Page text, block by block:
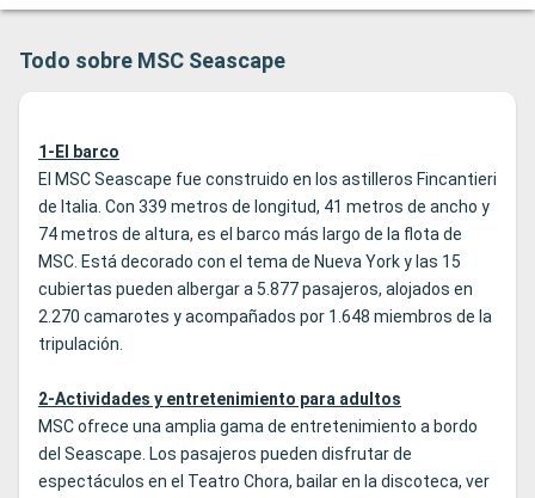
Todo sobre MSC Seascape
1-El barco
El MSC Seascape fue construido en los astilleros Fincantieri
de Italia. Con 339 metros de longitud, 41 metros de ancho y
74 metros de altura, es el barco más largo de la flota de
MSC. Está decorado con el tema de Nueva York y las 15
cubiertas pueden albergar a 5.877 pasajeros, alojados en
2.270 camarotes y acompañados por 1.648 miembros de la
tripulación.
2-Actividades y entretenimiento para adultos
MSC ofrece una amplia gama de entretenimiento a bordo
del Seascape. Los pasajeros pueden disfrutar de
espectáculos en el Teatro Chora, bailar en la discoteca, ver